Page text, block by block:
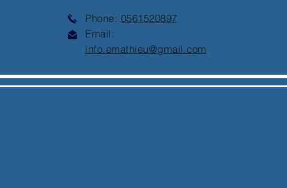
Phone: 0561520897
Email:
info.emathieu@gmail.com